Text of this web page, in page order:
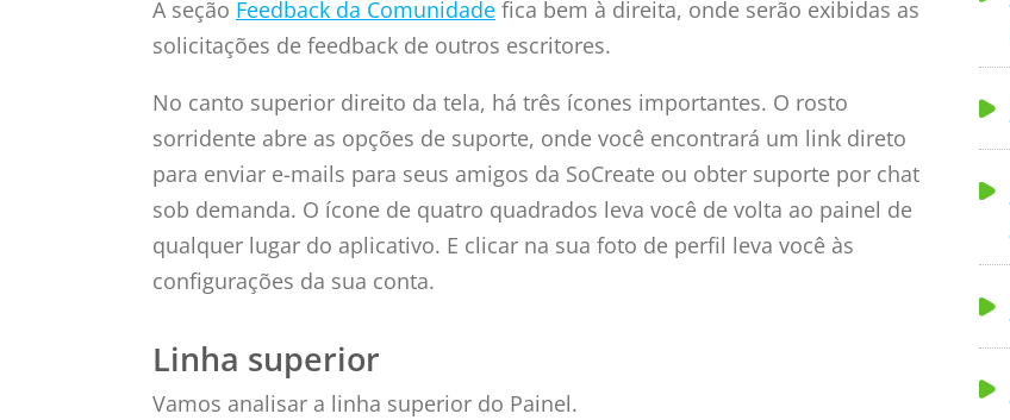
A seção Feedback da Comunidade fica bem à direita, onde serão exibidas as
solicitações de feedback de outros escritores.
No canto superior direito da tela, há três ícones importantes. O rosto
sorridente abre as opções de suporte, onde você encontrará um link direto
para enviar e-mails para seus amigos da SoCreate ou obter suporte por chat
sob demanda. O ícone de quatro quadrados leva você de volta ao painel de
qualquer lugar do aplicativo. E clicar na sua foto de perfil leva você às
configurações da sua conta.
Linha superior
Vamos analisar a linha superior do Painel.